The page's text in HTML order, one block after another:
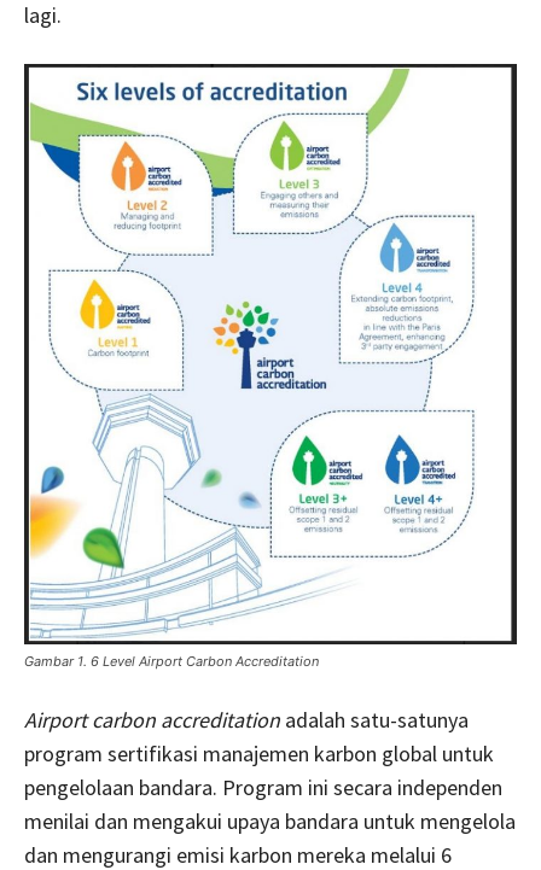
lagi.
Gambar 1. 6 Level Airport Carbon Accreditation
Airport carbon accreditation adalah satu-satunya
program sertifikasi manajemen karbon global untuk
pengelolaan bandara. Program ini secara independen
menilai dan mengakui upaya bandara untuk mengelola
dan mengurangi emisi karbon mereka melalui 6